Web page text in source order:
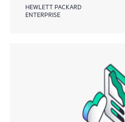
HEWLETT PACKARD
ENTERPRISE